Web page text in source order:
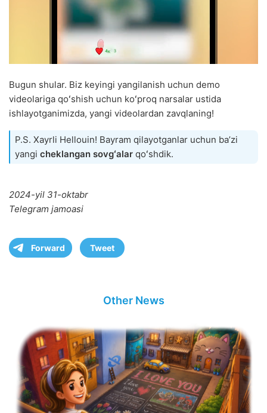
Bugun shular. Biz keyingi yangilanish uchun demo
videolariga qoʻshish uchun koʻproq narsalar ustida
ishlayotganimizda, yangi videolardan zavqlaning!
P.S. Xayrli Hellouin! Bayram qilayotganlar uchun baʼzi
yangi cheklangan sovgʻalar qoʻshdik.
2024-yil 31-oktabr
Telegram jamoasi
Forward Tweet
Other News